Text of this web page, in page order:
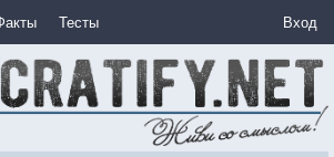
Тесты Вход